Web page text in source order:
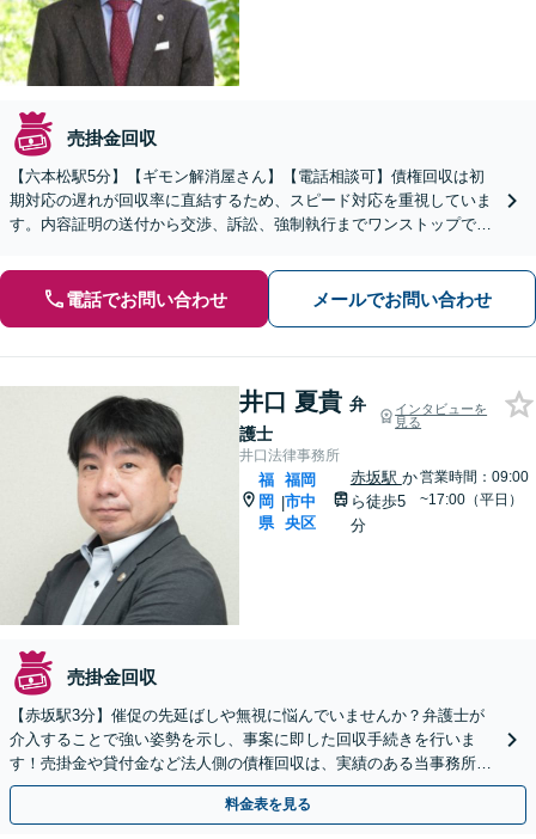
売掛金回収
【六本松駅5分】【ギモン解消屋さん】【電話相談可】債権回収は初
期対応の遅れが回収率に直結するため、スピード対応を重視していま
す。内容証明の送付から交渉、訴訟、強制執行までワンストップで対
電話でお問い合わせ メールでお問い合わせ
井口 夏貴 弁
護士
インタビューを
見る
井口法律事務所
福
岡
県
|
福岡
市中
央区
赤坂駅 か
ら徒歩5
分
営業時間：09:00
~17:00（平日）
売掛金回収
【赤坂駅3分】催促の先延ばしや無視に悩んでいませんか？弁護士が
介入することで強い姿勢を示し、事案に即した回収手続きを行いま
す！売掛金や貸付金など法人側の債権回収は、実績のある当事務所へ
ご相談ください【夜間・休日相談可】【電話・WEB面談可】
料金表を見る